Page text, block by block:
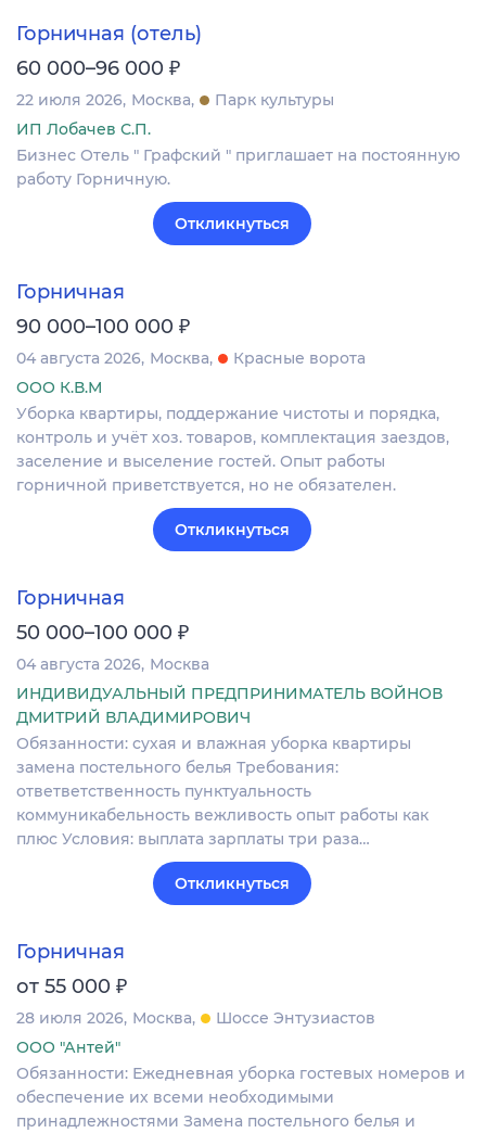
Горничная (отель)
60 000–96 000 ₽
22 июля 2026 Москва
Парк культуры
ИП Лобачев С.П.
Бизнес Отель " Графский " приглашает на постоянную
работу Горничную.
Откликнуться
Горничная
90 000–100 000 ₽
04 августа 2026 Москва
Красные ворота
ООО К.В.М
Уборка квартиры, поддержание чистоты и порядка,
контроль и учёт хоз. товаров, комплектация заездов,
заселение и выселение гостей. Опыт работы
горничной приветствуется, но не обязателен.
Откликнуться
Горничная
50 000–100 000 ₽
04 августа 2026 Москва
ИНДИВИДУАЛЬНЫЙ ПРЕДПРИНИМАТЕЛЬ ВОЙНОВ
ДМИТРИЙ ВЛАДИМИРОВИЧ
Обязанности: сухая и влажная уборка квартиры
замена постельного белья Требования:
ответветственность пунктуальность
коммуникабельность вежливость опыт работы как
плюс Условия: выплата зарплаты три раза…
Откликнуться
Горничная
от 55 000 ₽
28 июля 2026 Москва
Шоссе Энтузиастов
ООО "Антей"
Обязанности: Ежедневная уборка гостевых номеров и
обеспечение их всеми необходимыми
принадлежностями Замена постельного белья и